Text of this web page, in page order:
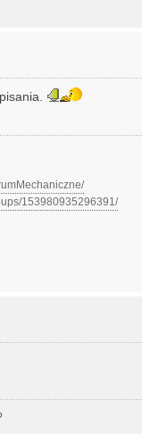
153980935296391/